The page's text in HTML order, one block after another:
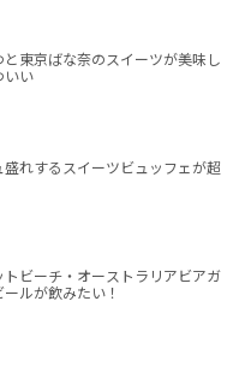
東京ばな奈のスイーツが美味し
いい
れするスイーツビュッフェが超
ビーチ・オーストラリアビアガ
ルが飲みたい！